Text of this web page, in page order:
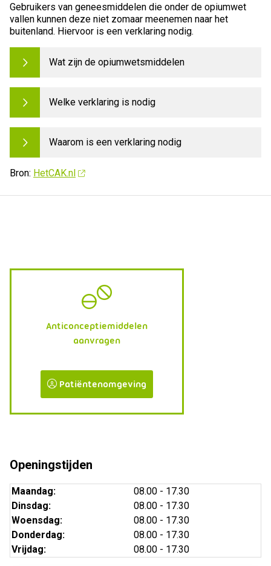
Gebruikers van geneesmiddelen die onder de opiumwet
vallen kunnen deze niet zomaar meenemen naar het
buitenland. Hiervoor is een verklaring nodig.
Wat zijn de opiumwetsmiddelen
Welke verklaring is nodig
Waarom is een verklaring nodig
Bron: HetCAK.nl
Anticonceptiemiddelen
aanvragen
Patiëntenomgeving
Openingstijden
Maandag:
08.00 - 17.30
Dinsdag:
08.00 - 17.30
Woensdag:
08.00 - 17.30
Donderdag:
08.00 - 17.30
Vrijdag:
08.00 - 17.30